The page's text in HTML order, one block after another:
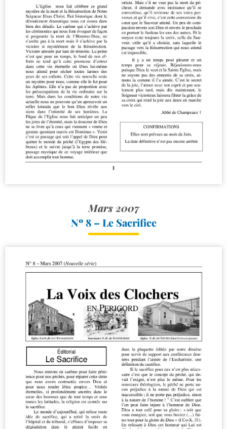
Mars 2007
Nº 8 – Le Sacrifice